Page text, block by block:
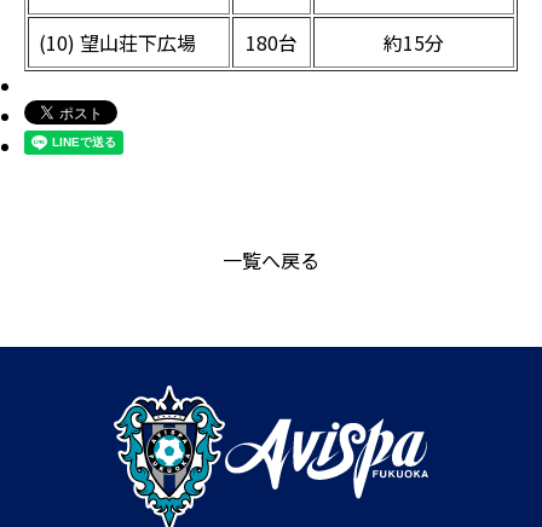
(10) 望山荘下広場 180台 約15分
一覧へ戻る